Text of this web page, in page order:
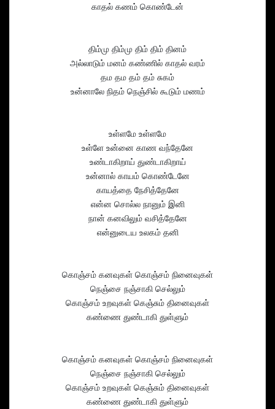
காதல் கணம் கொண்டேன்
திம்மு திம்மு திம் திம் தினம்
அல்லாடும் மனம் கண்ணில் காதல் வரம்
தம தம தம் தம் சுகம்
உன்னாலே நிதம் நெஞ்சில் கூடும் மணம்
உள்ளமே உள்ளமே
உள்ளே உன்னை காண வந்தேனே
உண்டாகிறாய் துண்டாகிறாய்
உன்னால் காயம் கொண்டேனே
காயத்தை நேசித்தேனே
என்ன சொல்ல நானும் இனி
நான் கனவிலும் வசித்தேனே
என்னுடைய உலகம் தனி
கொஞ்சம் கனவுகள் கொஞ்சம் நினைவுகள்
நெஞ்சை நஞ்சாகி செல்லும்
கொஞ்சம் உறவுகள் கெஞ்சும் தினைவுகள்
கண்ணை துண்டாகி துள்ளும்
கொஞ்சம் கனவுகள் கொஞ்சம் நினைவுகள்
நெஞ்சை நஞ்சாகி செல்லும்
கொஞ்சம் உறவுகள் கெஞ்சும் தினைவுகள்
கண்ணை துண்டாகி துள்ளும்